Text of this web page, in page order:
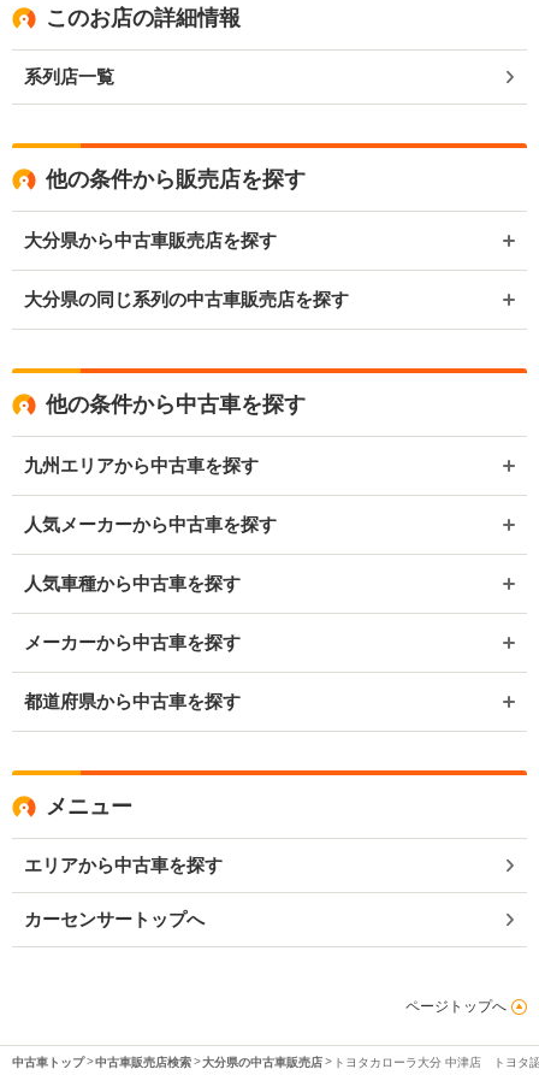
このお店の詳細情報
系列店一覧
他の条件から販売店を探す
大分県から中古車販売店を探す
大分県の同じ系列の中古車販売店を探す
他の条件から中古車を探す
九州エリアから中古車を探す
人気メーカーから中古車を探す
人気車種から中古車を探す
メーカーから中古車を探す
都道府県から中古車を探す
メニュー
エリアから中古車を探す
カーセンサートップへ
ページトップへ
中古車トップ 中古車販売店検索 大分県の中古車販売店 トヨタカローラ大分 中津店 トヨタ